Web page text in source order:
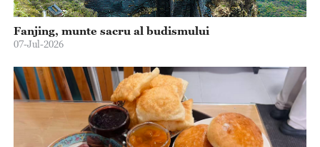
Fanjing, munte sacru al budismului
07-Jul-2026